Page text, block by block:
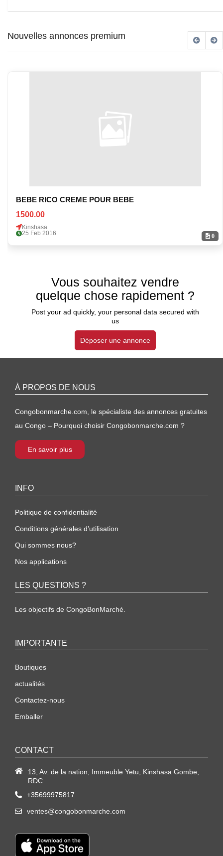
Nouvelles annonces premium
0
BEBE RICO CREME POUR BEBE
1500.00
Kinshasa
25 Feb 2016
Vous souhaitez vendre
quelque chose rapidement ?
Post your ad quickly, your personal data secured with
us
Déposer une annonce
À PROPOS DE NOUS
Congobonmarche.com, le spécialiste des annonces gratuites
au Congo – Pourquoi choisir Congobonmarche.com ?
En savoir plus
INFO
Politique de confidentialité
Conditions générales d’utilisation
Qui sommes nous?
Nos applications
LES QUESTIONS ?
Les objectifs de CongoBonMarché.
IMPORTANTE
Boutiques
actualités
Contactez-nous
Emballer
CONTACT
13, Av. de la nation, Immeuble Yetu, Kinshasa Gombe,
RDC
+35699975817
ventes@congobonmarche.com